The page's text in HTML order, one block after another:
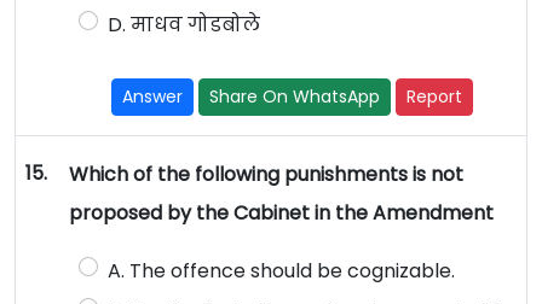
D. माधव गोडबोले
Answer Share On WhatsApp Report
15.
Which of the following punishments is not
proposed by the Cabinet in the Amendment
A. The offence should be cognizable.